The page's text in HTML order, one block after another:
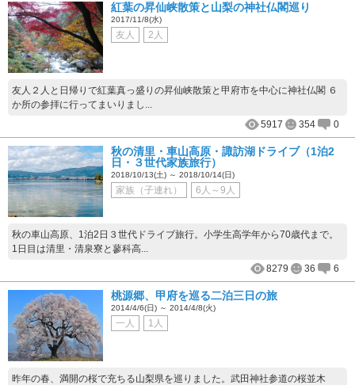
紅葉の昇仙峡散策と山梨の神社仏閣巡り
2017/11/8(水)
友人 2人
友人２人と日帰りで紅葉真っ盛りの昇仙峡散策と甲府市を中心に神社仏閣 ６
か所の参拝に行ってまいりまし...
5917
354 0
秋の清里・車山高原・諏訪湖ドライブ（1泊2
日・３世代家族旅行）
2018/10/13(土) ～ 2018/10/14(日)
家族（子連れ） 6人～9人
秋の車山高原、1泊2日３世代ドライブ旅行。小学生高学年から70歳代まで。
1日目は清里・清泉寮と蓼科高...
8279
36 6
桃源郷、甲府を巡る二泊三日の旅
2014/4/6(日) ～ 2014/4/8(火)
一人 1人
昨年の春、満開の桜で充ちる山梨県を巡りました。武田神社参道の桜並木